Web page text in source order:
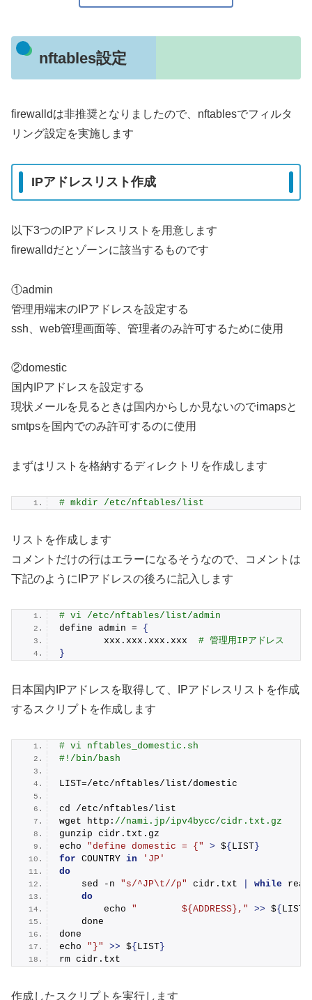
nftables設定
firewalldは非推奨となりましたので、nftablesでフィルタ
リング設定を実施します
IPアドレスリスト作成
以下3つのIPアドレスリストを用意します
firewalldだとゾーンに該当するものです
①admin
管理用端末のIPアドレスを設定する
ssh、web管理画面等、管理者のみ許可するために使用
②domestic
国内IPアドレスを設定する
現状メールを見るときは国内からしか見ないのでimapsと
smtpsを国内でのみ許可するのに使用
まずはリストを格納するディレクトリを作成します
# mkdir /etc/nftables/list
リストを作成します
コメントだけの行はエラーになるそうなので、コメントは
下記のようにIPアドレスの後ろに記入します
# vi /etc/nftables/list/admin
define admin = {
        xxx.
xxx . xxx . xxx
# 管理用IPアドレス
}
日本国内IPアドレスを取得して、IPアドレスリストを作成
するスクリプトを作成します
# vi nftables_domestic.sh
#!/bin/bash
LIST=/etc/nftables/list/domestic
cd /etc/nftables/list
wget http: //nami.jp/ipv4bycc/cidr.txt.gz
gunzip cidr. txt . gz
echo "define domestic = {" > ${ LIST }
for COUNTRY in
'JP'
do
    sed -n
"s/^JP\t//p" cidr. txt while read
do
        echo
"        ${ADDRESS}," >> ${ LIST
    done
done
echo "}" >> ${ LIST }
rm cidr. txt
作成したスクリプトを実行します